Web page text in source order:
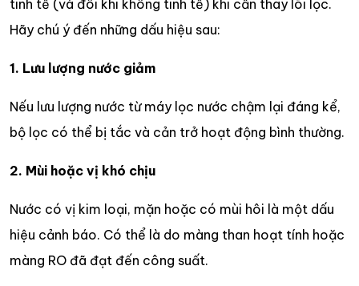
tinh tế (và đôi khi không tinh tế) khi cần thay lõi lọc.
Hãy chú ý đến những dấu hiệu sau:
1. Lưu lượng nước giảm
Nếu lưu lượng nước từ máy lọc nước chậm lại đáng kể,
bộ lọc có thể bị tắc và cản trở hoạt động bình thường.
2. Mùi hoặc vị khó chịu
Nước có vị kim loại, mặn hoặc có mùi hôi là một dấu
hiệu cảnh báo. Có thể là do màng than hoạt tính hoặc
màng RO đã đạt đến công suất.